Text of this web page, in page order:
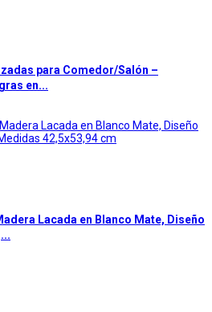
para Comedor/Salón –
en...
Lacada en Blanco Mate, Diseño